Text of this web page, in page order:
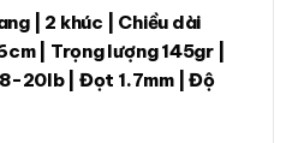
| 2 khúc | Chiều dài
| Trọng lượng 145gr |
20lb | Đọt 1.7mm | Độ